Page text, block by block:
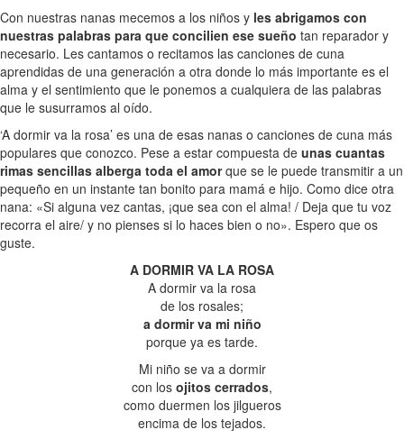
Con nuestras nanas mecemos a los niños y les abrigamos con
nuestras palabras para que concilien ese sueño tan reparador y
necesario. Les cantamos o recitamos las canciones de cuna
aprendidas de una generación a otra donde lo más importante es el
alma y el sentimiento que le ponemos a cualquiera de las palabras
que le susurramos al oído.
‘A dormir va la rosa’ es una de esas nanas o canciones de cuna más
populares que conozco. Pese a estar compuesta de unas cuantas
rimas sencillas alberga toda el amorque se le puede transmitir a un
pequeño en un instante tan bonito para mamá e hijo. Como dice otra
nana: «Si alguna vez cantas, ¡que sea con el alma! / Deja que tu voz
recorra el aire/ y no pienses si lo haces bien o no». Espero que os
guste.
A DORMIR VA LA ROSA
A dormir va la rosa
de los rosales;
a dormir va mi niño
porque ya es tarde.
Mi niño se va a dormir
con los ojitos cerrados,
como duermen los jilgueros
encima de los tejados.